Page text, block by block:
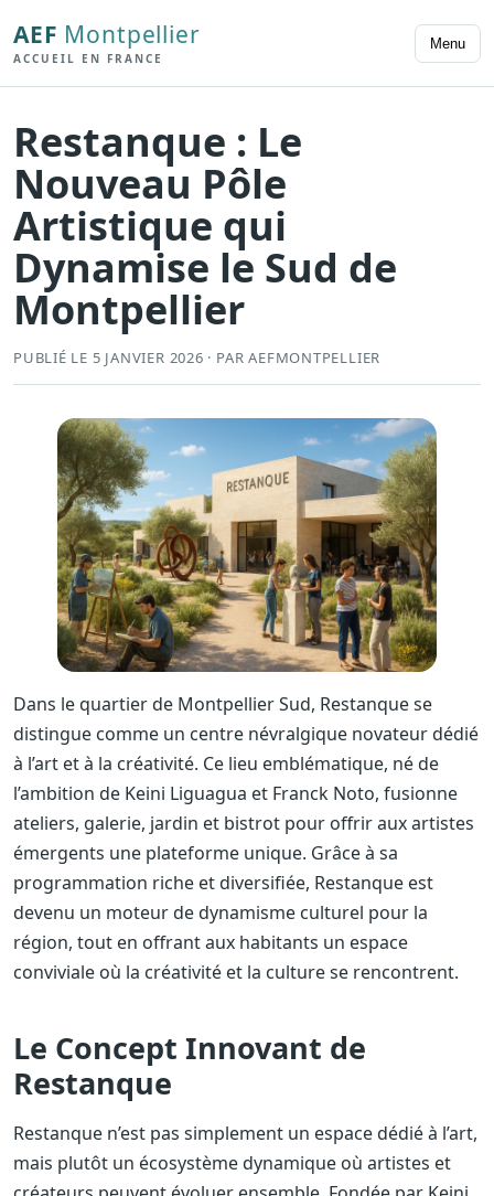
AEF Montpellier
ACCUEIL EN FRANCE
Menu
Restanque : Le
Nouveau Pôle
Artistique qui
Dynamise le Sud de
Montpellier
PUBLIÉ LE 5 JANVIER 2026 · PAR AEFMONTPELLIER
Dans le quartier de Montpellier Sud, Restanque se
distingue comme un centre névralgique novateur dédié
à l’art et à la créativité. Ce lieu emblématique, né de
l’ambition de Keini Liguagua et Franck Noto, fusionne
ateliers, galerie, jardin et bistrot pour offrir aux artistes
émergents une plateforme unique. Grâce à sa
programmation riche et diversifiée, Restanque est
devenu un moteur de dynamisme culturel pour la
région, tout en offrant aux habitants un espace
conviviale où la créativité et la culture se rencontrent.
Le Concept Innovant de
Restanque
Restanque n’est pas simplement un espace dédié à l’art,
mais plutôt un écosystème dynamique où artistes et